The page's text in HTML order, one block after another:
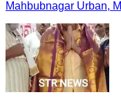
Mahbubnagar Urban,